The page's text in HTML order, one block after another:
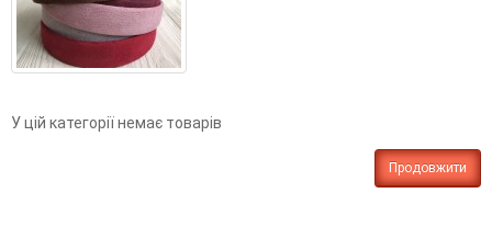
У цій категорії немає товарів
Продовжити